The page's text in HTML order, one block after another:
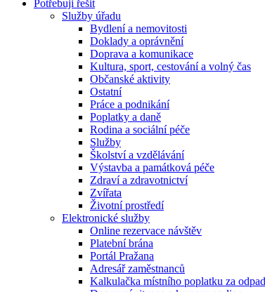
Potřebuji řešit
Služby úřadu
Bydlení a nemovitosti
Doklady a oprávnění
Doprava a komunikace
Kultura, sport, cestování a volný čas
Občanské aktivity
Ostatní
Práce a podnikání
Poplatky a daně
Rodina a sociální péče
Služby
Školství a vzdělávání
Výstavba a památková péče
Zdraví a zdravotnictví
Zvířata
Životní prostředí
Elektronické služby
Online rezervace návštěv
Platební brána
Portál Pražana
Adresář zaměstnanců
Kalkulačka místního poplatku za odpad